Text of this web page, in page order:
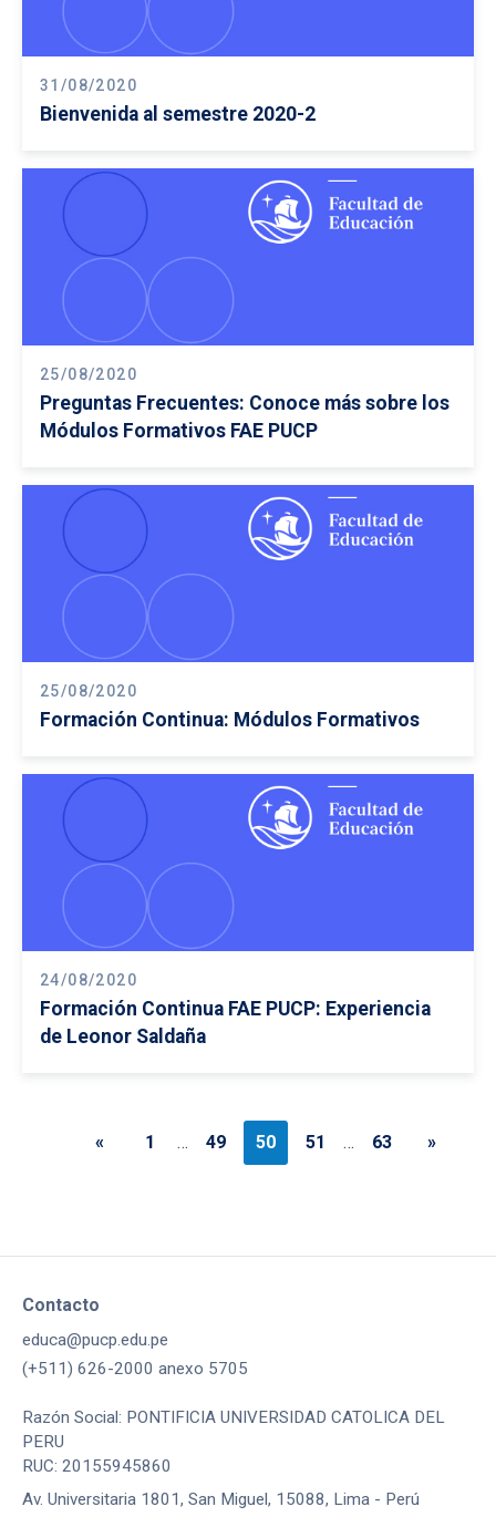
31/08/2020
Bienvenida al semestre 2020-2
25/08/2020
Preguntas Frecuentes: Conoce más sobre los
Módulos Formativos FAE PUCP
25/08/2020
Formación Continua: Módulos Formativos
24/08/2020
Formación Continua FAE PUCP: Experiencia
de Leonor Saldaña
« 1 … 49 50 51 … 63 »
Contacto
educa@pucp.edu.pe
(+511) 626-2000 anexo 5705
Razón Social: PONTIFICIA UNIVERSIDAD CATOLICA DEL
PERU
RUC: 20155945860
Av. Universitaria 1801, San Miguel, 15088, Lima - Perú